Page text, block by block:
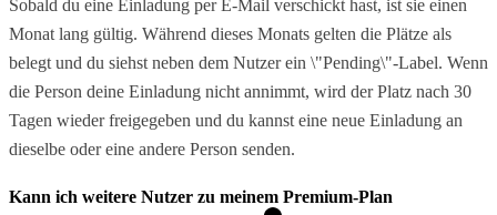
Sobald du eine Einladung per E-Mail verschickt hast, ist sie einen
Monat lang gültig. Während dieses Monats gelten die Plätze als
belegt und du siehst neben dem Nutzer ein \"Pending\"-Label. Wenn
die Person deine Einladung nicht annimmt, wird der Platz nach 30
Tagen wieder freigegeben und du kannst eine neue Einladung an
dieselbe oder eine andere Person senden.
Kann ich weitere Nutzer zu meinem Premium-Plan